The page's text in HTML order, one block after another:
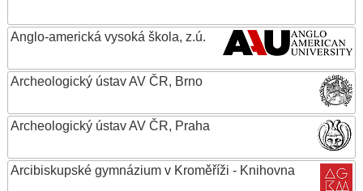
Anglo-americká vysoká škola, z.ú.
Archeologický ústav AV ČR, Brno
Archeologický ústav AV ČR, Praha
Arcibiskupské gymnázium v Kroměříži - Knihovna